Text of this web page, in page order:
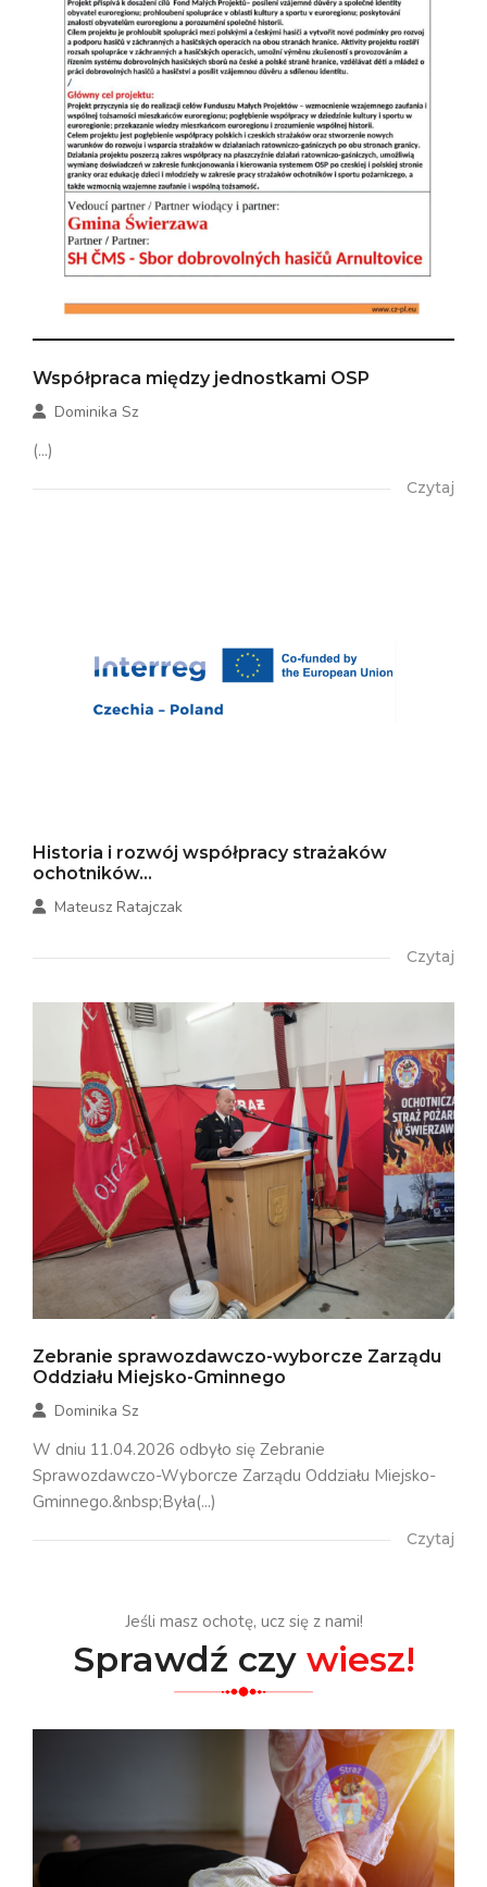
Współpraca między jednostkami OSP
Dominika Sz
(...)
Czytaj
Historia i rozwój współpracy strażaków
ochotników...
Mateusz Ratajczak
Czytaj
Zebranie sprawozdawczo-wyborcze Zarządu
Oddziału Miejsko-Gminnego
Dominika Sz
W dniu 11.04.2026 odbyło się Zebranie
Sprawozdawczo-Wyborcze Zarządu Oddziału Miejsko-
Gminnego.&nbsp;Była(...)
Czytaj
Jeśli masz ochotę, ucz się z nami!
Sprawdź czy wiesz!